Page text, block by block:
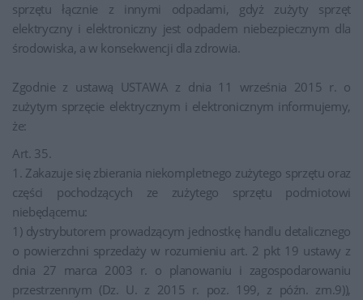
sprzętu łącznie z innymi odpadami, gdyż zużyty sprzęt
elektryczny i elektroniczny jest odpadem niebezpiecznym dla
środowiska, a w konsekwencji dla zdrowia.
Zgodnie z ustawą USTAWA z dnia 11 września 2015 r. o
zużytym sprzęcie elektrycznym i elektronicznym informujemy,
że:
Art. 35.
1. Zakazuje się zbierania niekompletnego zużytego sprzętu oraz
części pochodzących ze zużytego sprzętu podmiotowi
niebędącemu:
1) dystrybutorem prowadzącym jednostkę handlu detalicznego
o powierzchni sprzedaży w rozumieniu art. 2 pkt 19 ustawy z
dnia 27 marca 2003 r. o planowaniu i zagospodarowaniu
przestrzennym (Dz. U. z 2015 r. poz. 199, z późn. zm.9)),